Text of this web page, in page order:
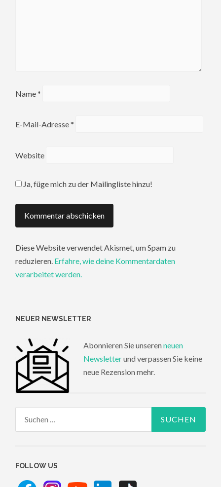
Name*
E-Mail-Adresse*
Website
Ja, füge mich zu der Mailingliste hinzu!
Diese Website verwendet Akismet, um Spam zu
reduzieren. Erfahre, wie deine Kommentardaten
verarbeitet werden.
NEUER NEWSLETTER
Abonnieren Sie unseren neuen
Newsletterund verpassen Sie keine
neue Rezension mehr.
FOLLOW US